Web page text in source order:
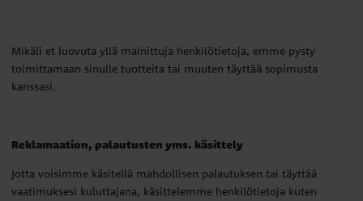
Mikäli et luovuta yllä mainittuja henkilötietoja, emme pysty
toimittamaan sinulle tuotteita tai muuten täyttää sopimusta
kanssasi.
Reklamaation, palautusten yms. käsittely
Jotta voisimme käsitellä mahdollisen palautuksen tai täyttää
vaatimuksesi kuluttajana, käsittelemme henkilötietoja kuten